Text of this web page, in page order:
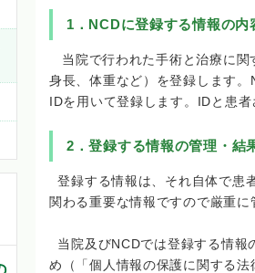
1．NCDに登録する情報の内
当院で行われた手術と治療に関
身長、体重など）を登録します
IDを用いて登録します。IDと患
2．登録する情報の管理・結
登録する情報は、それ自体で患
関わる重要な情報ですので厳重に
当院及びNCDでは登録する情報
め（「個人情報の保護に関する